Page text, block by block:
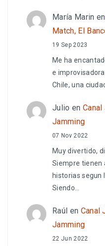
María Marin en
Match, El
19 Sep 2023
Me ha
e
Chile, una
Julio en
Jamming
07 Nov 2022
Muy divertido,
Siempre tienen
historias segun
Siendo…
Raúl en Canal
Jamming
22 Jun 2022